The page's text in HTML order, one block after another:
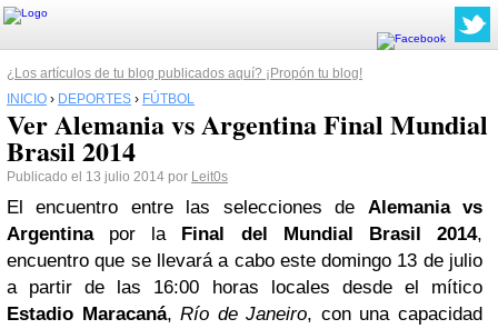
¿Los artículos de tu blog publicados aquí? ¡Propón tu blog!
INICIO › DEPORTES › FÚTBOL
Ver Alemania vs Argentina Final Mundial
Brasil 2014
Publicado el 13 julio 2014 por Leit0s
El encuentro entre las selecciones de Alemania vs
Argentinapor la Final del Mundial Brasil 2014,
encuentro que se llevará a cabo este domingo 13 de julio
a partir de las 16:00 horas locales desde el mítico
Estadio Maracaná,Río de Janeiro, con una capacidad